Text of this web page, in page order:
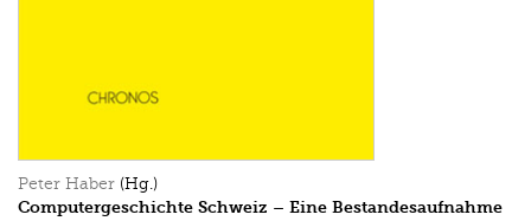
Peter Haber (Hg.)
Computergeschichte Schweiz – Eine Bestandesaufnahme